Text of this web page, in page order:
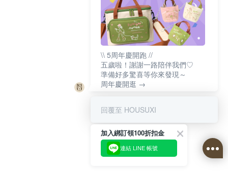
\\ 5周年慶開跑 //
五歲啦！謝謝一路陪伴我們♡
準備好多驚喜等你來發現～
周年慶開逛 →
回覆至 HOUSUXI
加入綁訂領100折扣金
連結 LINE 帳號